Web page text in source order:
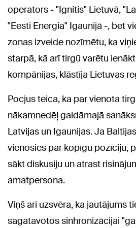
operators - "Ignitis" Lietuvā,
"Eesti Energia" Igaunijā -, bet
zonas izveide nozīmētu, ka
starpā, kā arī tirgū varētu
kompānijas, klāstīja Lietuvas
Pocjus teica, ka par vienota
nākamnedēļ gaidāmajā
Latvijas un Igaunijas. Ja
vienosies par kopīgu pozīciju,
sākt diskusiju un atrast
amatpersona.
Viņš arī uzsvēra, ka jautājums
sagatavotos sinhronizācijai